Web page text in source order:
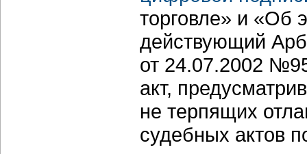
торговле» и «Об
действующий
от 24.07.2002
акт,
не терпящих
судебных актов